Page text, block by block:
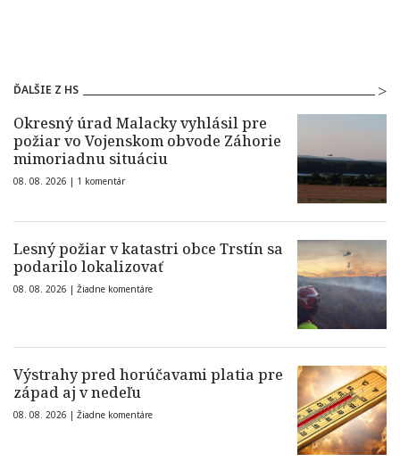
ĎALŠIE Z HS
Okresný úrad Malacky vyhlásil pre
požiar vo Vojenskom obvode Záhorie
mimoriadnu situáciu
08. 08. 2026 | 1 komentár
Lesný požiar v katastri obce Trstín sa
podarilo lokalizovať
08. 08. 2026 | Žiadne komentáre
Výstrahy pred horúčavami platia pre
západ aj v nedeľu
08. 08. 2026 | Žiadne komentáre